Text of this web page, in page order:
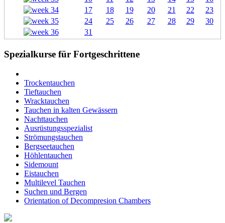
17
18 19 20 21 22
23
24
25 26 27 28 29
30
31
Spezialkurse für Fortgeschrittene
Trockentauchen
Tieftauchen
Wracktauchen
Tauchen in kalten Gewässern
Nachttauchen
Ausrüstungsspezialist
Strömungstauchen
Bergseetauchen
Höhlentauchen
Sidemount
Eistauchen
Multilevel Tauchen
Suchen und Bergen
Orientation of Decompresion Chambers